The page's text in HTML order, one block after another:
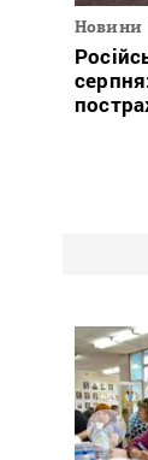
Новини